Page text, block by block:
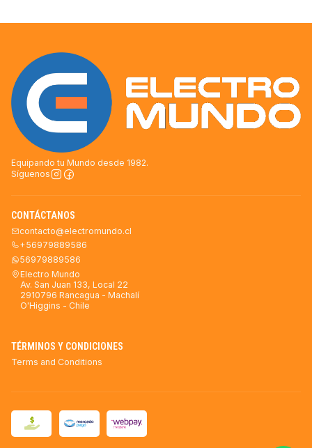
Equipando tu Mundo desde 1982.
Síguenos
CONTÁCTANOS
contacto@electromundo.cl
+56979889586
56979889586
Electro Mundo
Av. San Juan 133, Local 22
2910796 Rancagua - Machalí
O'Higgins - Chile
TÉRMINOS Y CONDICIONES
Terms and Conditions